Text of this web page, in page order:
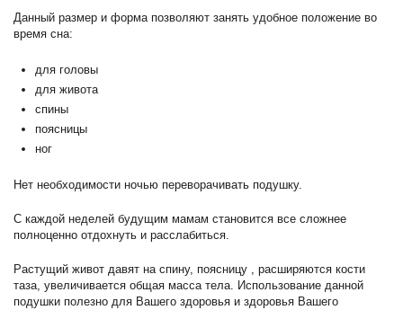
Данный размер и форма позволяют занять удобное положение во
время сна:
для головы
для живота
спины
поясницы
ног
Нет необходимости ночью переворачивать подушку.
С каждой неделей будущим мамам становится все сложнее
полноценно отдохнуть и расслабиться.
Растущий живот давят на спину, поясницу , расширяются кости
таза, увеличивается общая масса тела. Использование данной
подушки полезно для Вашего здоровья и здоровья Вашего